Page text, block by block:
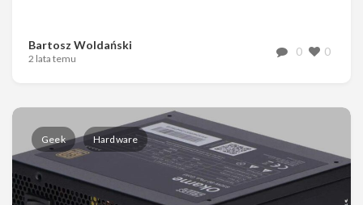
Bartosz Woldański
2 lata temu
0 0
Geek Hardware